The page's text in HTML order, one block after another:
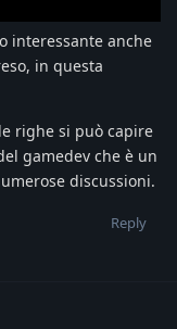
interessante anche
in questa
righe si può capire
gamedev che è un
discussioni.
Reply